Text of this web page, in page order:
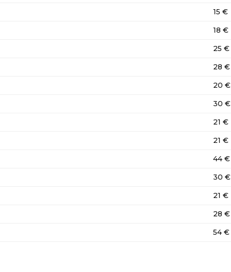
15 €
18 €
25 €
28 €
20 €
30 €
21 €
21 €
44 €
30 €
21 €
28 €
54 €